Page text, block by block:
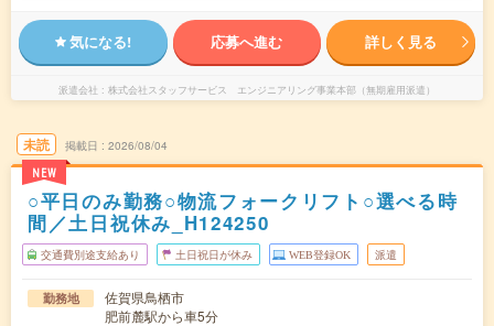
気になる! 応募へ進む 詳しく見る
派遣会社 株式会社スタッフサービス エンジニアリング事業本部（無期雇用派遣）
未読
NEW
掲載日 2026/08/04
○平日のみ勤務○物流フォークリフト○選べる時
間／土日祝休み_H124250
交通費別途支給あり 土日祝日が休み WEB登録OK 派遣
勤務地
佐賀県鳥栖市
肥前麓駅から車5分